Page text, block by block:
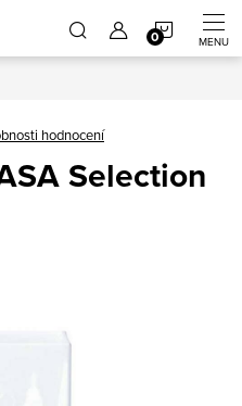
hodnocení
Selection